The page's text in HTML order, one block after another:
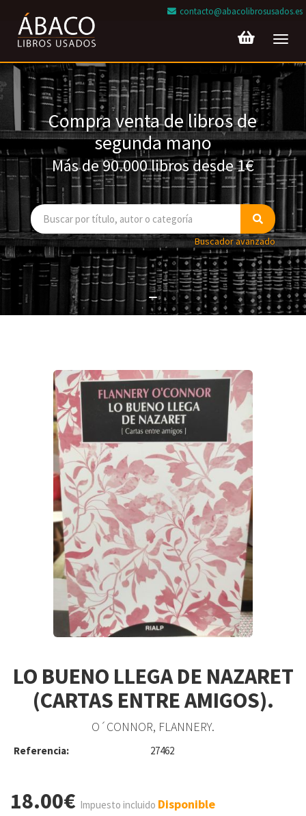
contacto@abacolibrosusados.es
Compra venta de libros de
segunda mano
Más de 90.000 libros desde 1€
Buscador avanzado
LO BUENO LLEGA DE NAZARET
(CARTAS ENTRE AMIGOS).
O´CONNOR, FLANNERY.
Referencia: 27462
18.00€ Impuesto incluido Disponible